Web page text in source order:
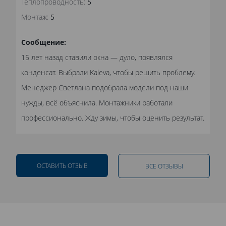
Монтаж: 5
Сообщение:
15 лет назад ставили окна — дуло, появлялся
конденсат. Выбрали Kaleva, чтобы решить проблему.
Менеджер Светлана подобрала модели под наши
нужды, всё объяснила. Монтажники работали
профессионально. Жду зимы, чтобы оценить результат.
ОСТАВИТЬ ОТЗЫВ ВСЕ ОТЗЫВЫ